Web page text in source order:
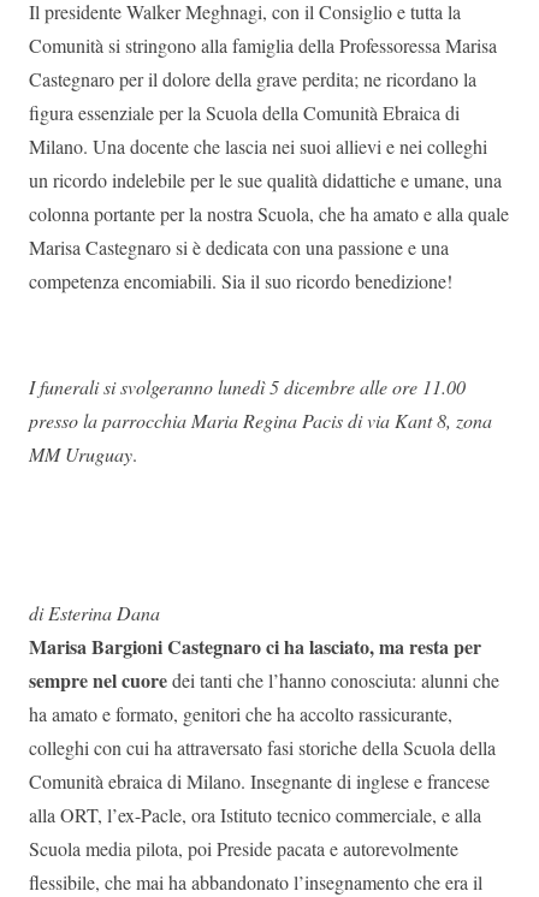
Il presidente Walker Meghnagi, con il Consiglio e tutta la
Comunità si stringono alla famiglia della Professoressa Marisa
Castegnaro per il dolore della grave perdita; ne ricordano la
figura essenziale per la Scuola della Comunità Ebraica di
Milano. Una docente che lascia nei suoi allievi e nei colleghi
un ricordo indelebile per le sue qualità didattiche e umane, una
colonna portante per la nostra Scuola, che ha amato e alla quale
Marisa Castegnaro si è dedicata con una passione e una
competenza encomiabili. Sia il suo ricordo benedizione!
Ifunerali si svolgeranno lunedì 5 dicembre alle ore 11.00
presso la parrocchia Maria Regina Pacis di via Kant 8, zona
MM Uruguay.
di Esterina Dana
MarisaBargioniCastegnaro ci ha lasciato, ma restaper
semprenel cuoredei tanti che l’hanno conosciuta: alunni che
ha amato e formato, genitori che ha accolto rassicurante,
colleghi con cui ha attraversato fasistorichedella Scuola della
Comunità ebraica di Milano. Insegnante di inglesee francese
alla ORT, l’ex-Pacle, ora Istituto tecnico commerciale, e alla
Scuola media pilota, poi Presidepacata e autorevolmente
flessibile, che mai ha abbandonato l’insegnamentoche erail